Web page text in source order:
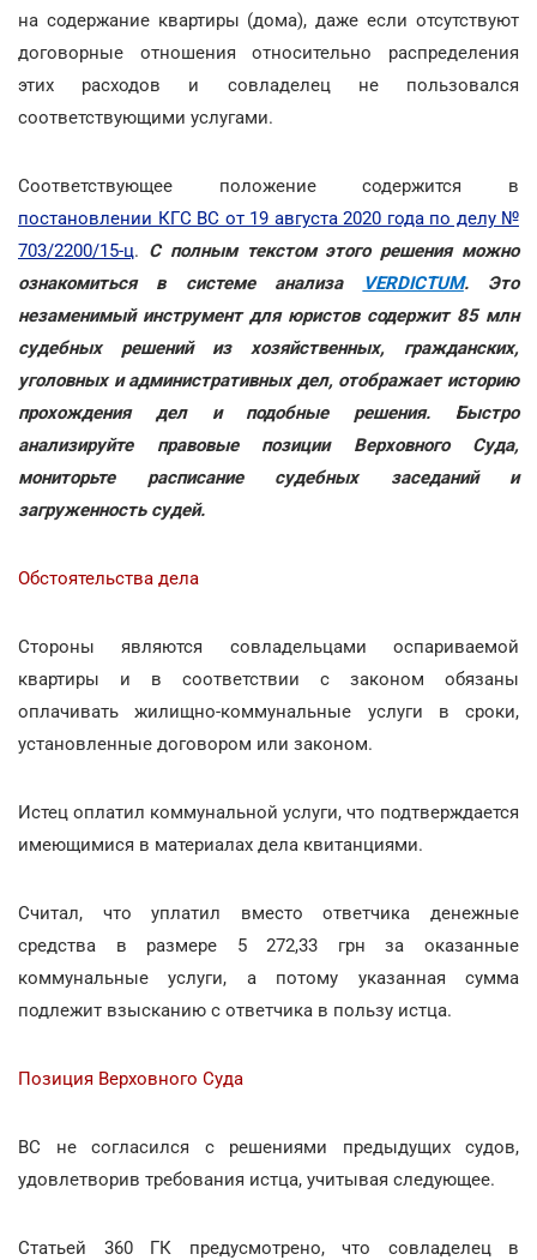
на содержание квартиры (дома), даже если отсутствуют
договорные отношения относительно распределения
этих расходов и совладелец не пользовался
соответствующими услугами.
Соответствующее положение содержится в
постановлении КГС ВС от 19 августа 2020 года по делу №
703/2200/15-ц. С полным текстом этого решения можно
ознакомиться в системе анализа
VERDICTUM. Это
незаменимый инструмент для юристов содержит 85 млн
судебных решений из хозяйственных, гражданских,
уголовных и административных дел, отображает историю
прохождения дел и подобные решения. Быстро
анализируйте правовые позиции Верховного Суда,
мониторьте расписание судебных заседаний и
загруженность судей.
Обстоятельства дела
Стороны являются совладельцами оспариваемой
квартиры и в соответствии с законом обязаны
оплачивать жилищно-коммунальные услуги в сроки,
установленные договором или законом.
Истец оплатил коммунальной услуги, что подтверждается
имеющимися в материалах дела квитанциями.
Считал, что уплатил вместо ответчика денежные
средства в размере 5 272,33 грн за оказанные
коммунальные услуги, а потому указанная сумма
подлежит взысканию с ответчика в пользу истца.
Позиция Верховного Суда
ВС не согласился с решениями предыдущих судов,
удовлетворив требования истца, учитывая следующее.
Статьей 360 ГК предусмотрено, что совладелец в